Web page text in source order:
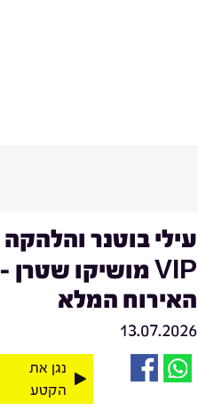
עילי בוטנר והלהקה
VIP מושיקו שטרן -
האירוח המלא
13.07.2026
נגן את
הקטע